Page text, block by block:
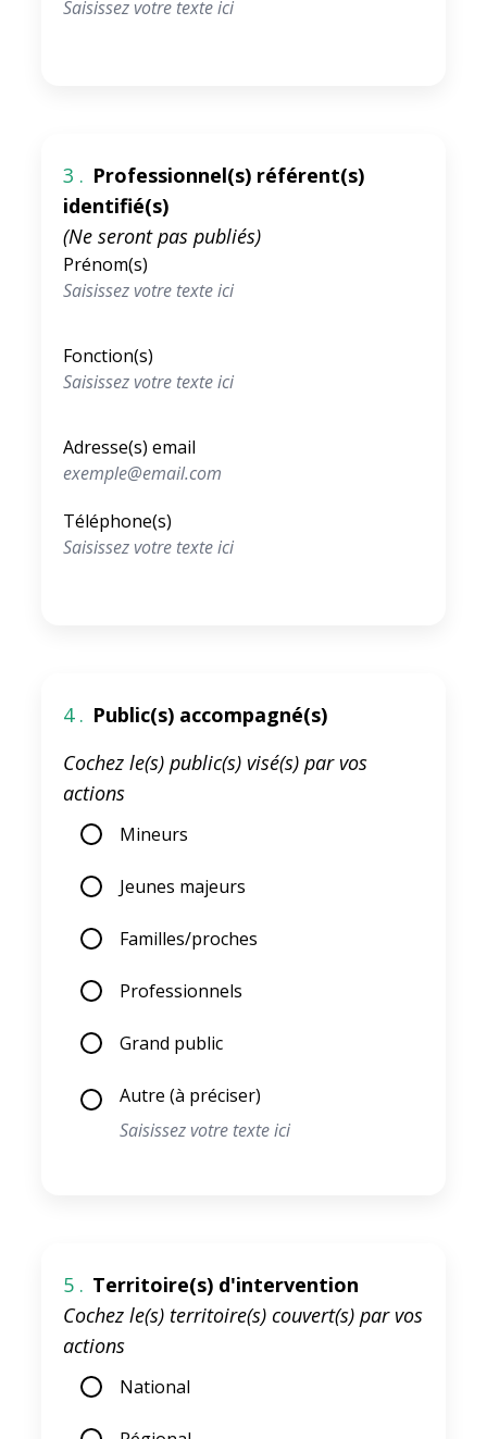
3 . Professionnel(s) référent(s)
identifié(s)
(Ne seront pas publiés)
Prénom(s)
Fonction(s)
Adresse(s) email
Téléphone(s)
4 . Public(s) accompagné(s)
Cochez le(s) public(s) visé(s) par vos
actions
Mineurs
Jeunes majeurs
Familles/proches
Professionnels
Grand public
Autre (à préciser)
5 . Territoire(s) d'intervention
Cochez le(s) territoire(s) couvert(s) par vos
actions
National